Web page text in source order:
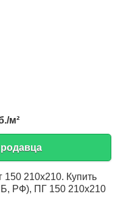
м²
150 210х210. Купить
РФ), ПГ 150 210х210